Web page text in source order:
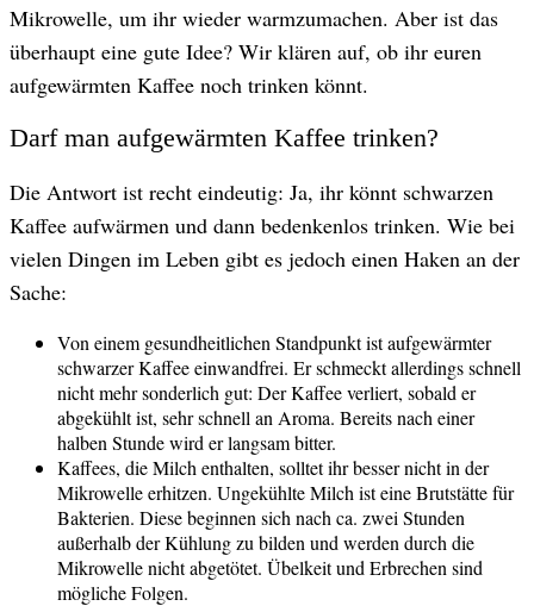
Mikrowelle, um ihr wieder warmzumachen. Aber ist das
überhaupt eine gute Idee? Wir klären auf, ob ihr euren
aufgewärmten Kaffee noch trinken könnt.
Darf man aufgewärmten Kaffee trinken?
Die Antwort ist recht eindeutig: Ja, ihr könnt schwarzen
Kaffee aufwärmen und dann bedenkenlos trinken. Wie bei
vielen Dingen im Leben gibt es jedoch einen Haken an der
Sache:
Von einem gesundheitlichen Standpunkt ist aufgewärmter
schwarzer Kaffee einwandfrei. Er schmeckt allerdings schnell
nicht mehr sonderlich gut: Der Kaffee verliert, sobald er
abgekühlt ist, sehr schnell an Aroma. Bereits nach einer
halben Stunde wird er langsam bitter.
Kaffees, die Milch enthalten, solltet ihr besser nicht in der
Mikrowelle erhitzen. Ungekühlte Milch ist eine Brutstätte für
Bakterien. Diese beginnen sich nach ca. zwei Stunden
außerhalb der Kühlung zu bilden und werden durch die
Mikrowelle nicht abgetötet. Übelkeit und Erbrechen sind
mögliche Folgen.